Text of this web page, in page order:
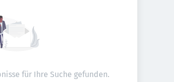
für Ihre Suche gefunden.